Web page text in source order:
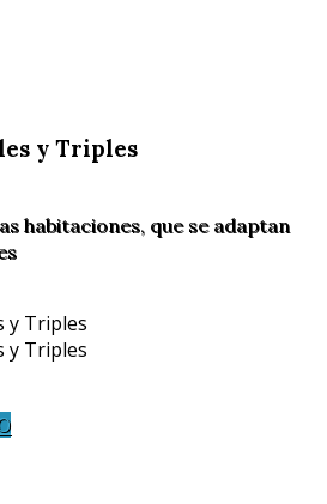
y Triples
habitaciones, que se adaptan